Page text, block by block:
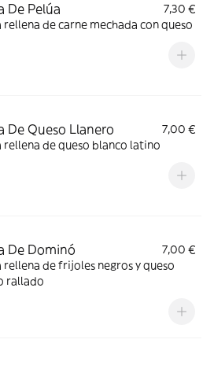
De Pelúa
7,30 €
de carne mechada con queso
De Queso Llanero
7,00 €
rellena de queso blanco latino
De Dominó
7,00 €
de frijoles negros y queso
rallado